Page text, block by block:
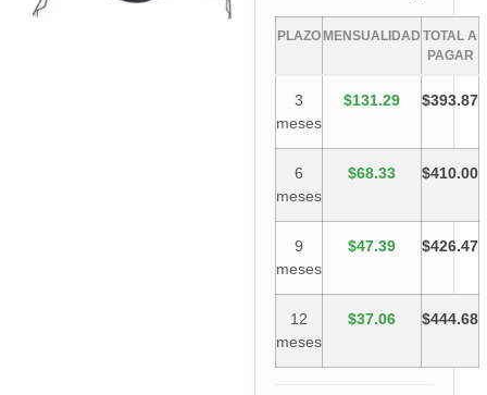
PLAZO MENSUALIDAD TOTAL A
PAGAR
3
meses
$131.29 $393.87
6
meses
$68.33 $410.00
9
meses
$47.39 $426.47
12
meses
$37.06 $444.68